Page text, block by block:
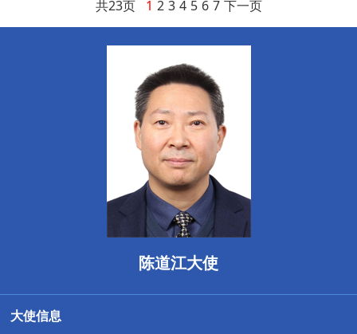
陈道江大使
大使信息
共23页 1 2 3 4 5 6 7 下一页